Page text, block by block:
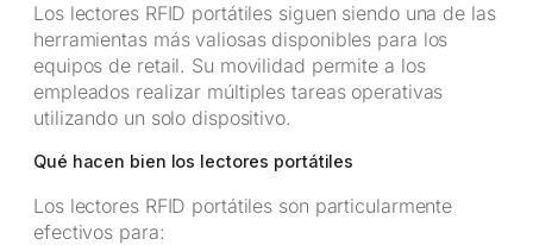
Los lectores RFID portátiles siguen siendo una de las
herramientas más valiosas disponibles para los
equipos de retail. Su movilidad permite a los
empleados realizar múltiples tareas operativas
utilizando un solo dispositivo.
Qué hacen bien los lectores portátiles
Los lectores RFID portátiles son particularmente
efectivos para: